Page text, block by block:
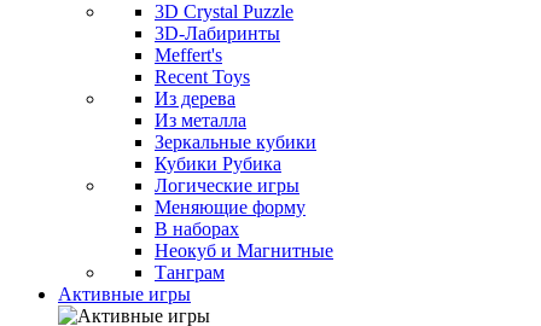
3D Crystal Puzzle
3D-Лабиринты
Meffert's
Recent Toys
Из дерева
Из металла
Зеркальные кубики
Кубики Рубика
Логические игры
Меняющие форму
В наборах
Неокуб и Магнитные
Танграм
Активные игры